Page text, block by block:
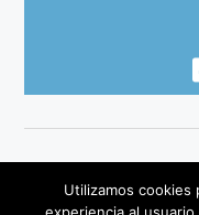
Utilizamos cookies